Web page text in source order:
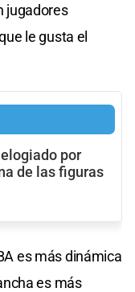
jugadores
le gusta el
por
de las figuras
es más dinámica
es más